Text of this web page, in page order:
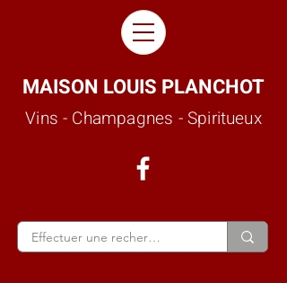
MAISON LOUIS PLANCHOT
Vins - Champagnes - Spiritueux